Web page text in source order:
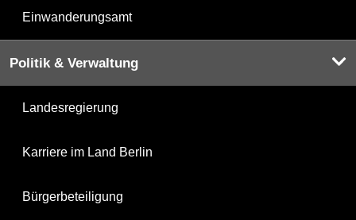
Einwanderungsamt
Politik & Verwaltung
Landesregierung
Karriere im Land Berlin
Bürgerbeteiligung